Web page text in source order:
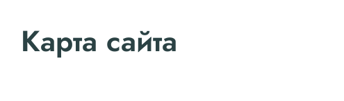
Карта сайта